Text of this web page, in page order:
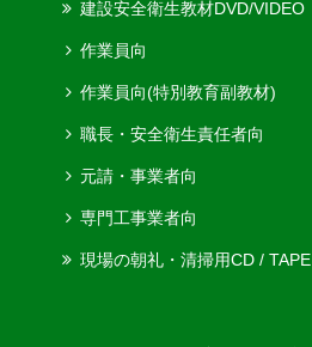
建設安全衛生教材DVD/VIDEO
作業員向
作業員向(特別教育副教材)
職長・安全衛生責任者向
元請・事業者向
専門工事業者向
現場の朝礼・清掃用CD / TAPE